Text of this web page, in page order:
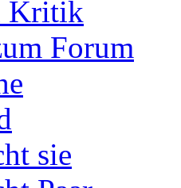
Kritik
Forum
sie